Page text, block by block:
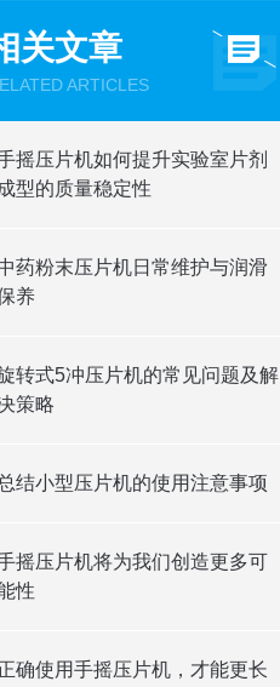
关文章
ARTICLES
摇压片机如何提升实验室片剂
成型的质量稳定性
药粉末压片机日常维护与润滑
养
转式5冲压片机的常见问题及解
策略
结小型压片机的使用注意事项
摇压片机将为我们创造更多可
性
确使用手摇压片机，才能更长